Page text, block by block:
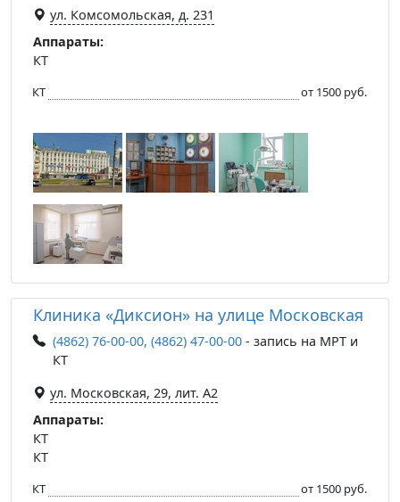
ул. Комсомольская, д. 231
Аппараты:
КТ
КТ от 1500 руб.
Клиника «Диксион» на улице Московская
(4862) 76-00-00, (4862) 47-00-00 - запись на МРТ и
КТ
ул. Московская, 29, лит. А2
Аппараты:
КТ
КТ
КТ от 1500 руб.